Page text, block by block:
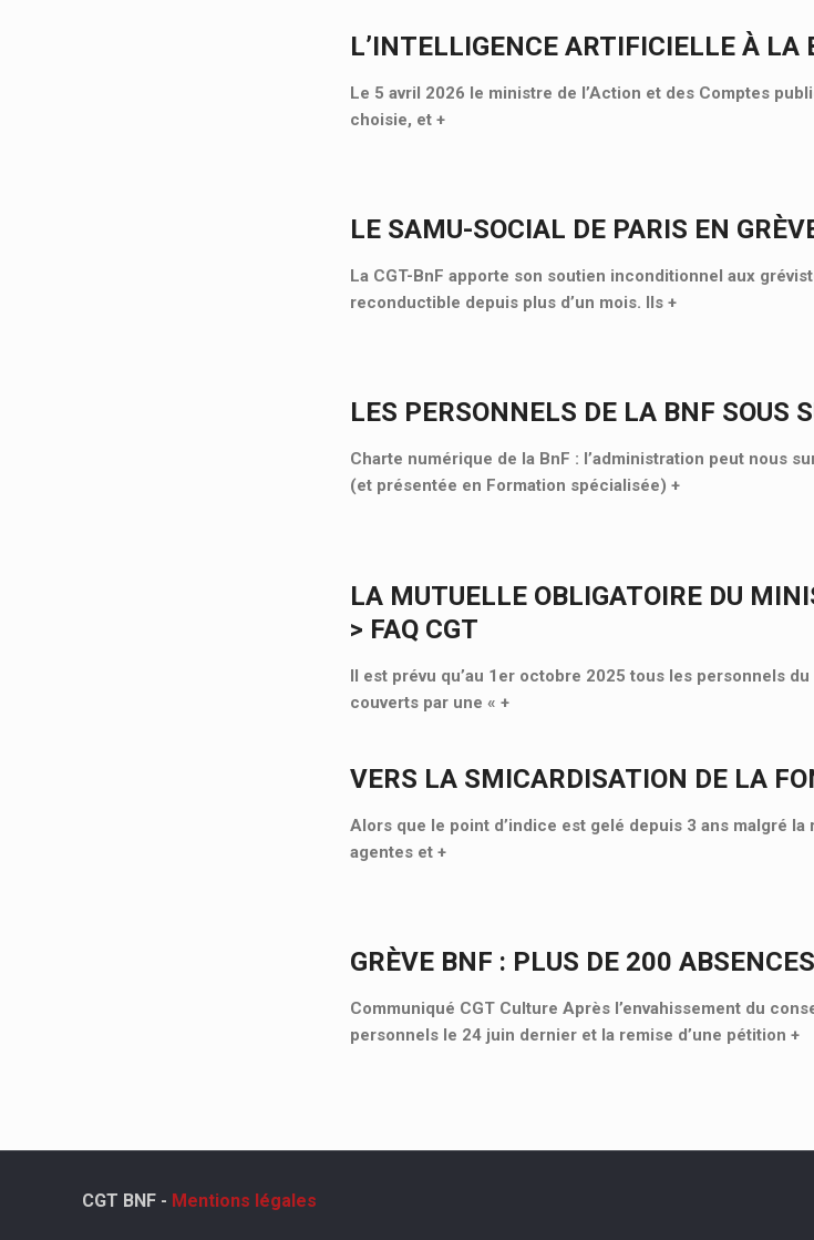
L’INTELLIGENCE ARTIFICIELLE À LA
Le 5 avril 2026 le ministre de l’Action et des Comptes
choisie, et +
LE SAMU-SOCIAL DE PARIS EN
La CGT-BnF apporte son soutien inconditionnel aux
reconductible depuis plus d’un mois. Ils +
LES PERSONNELS DE LA BNF SOUS
Charte numérique de la BnF : l’administration peut nous
(et présentée en Formation spécialisée) +
LA MUTUELLE OBLIGATOIRE DU
> FAQ CGT
Il est prévu qu’au 1er octobre 2025 tous les personnels
couverts par une « +
VERS LA SMICARDISATION DE LA
Alors que le point d’indice est gelé depuis 3 ans malgré la
agentes et +
GRÈVE BNF : PLUS DE 200
Communiqué CGT Culture Après l’envahissement du
personnels le 24 juin dernier et la remise d’une pétition +
CGT BNF - Mentions légales